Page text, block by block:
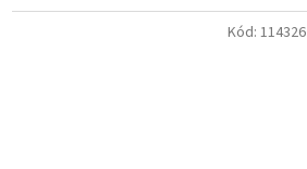
Kód: 114326